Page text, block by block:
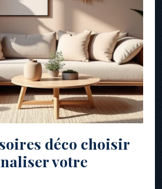
déco choisir
votre